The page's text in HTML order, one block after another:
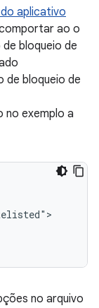
aplicativo
ao o
bloqueio de
de bloqueio de
exemplo a
no arquivo